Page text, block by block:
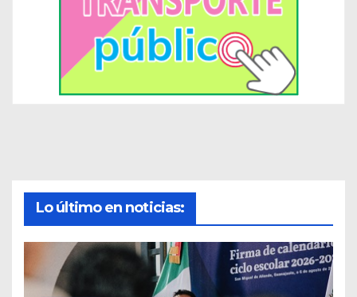
Lo último en noticias: